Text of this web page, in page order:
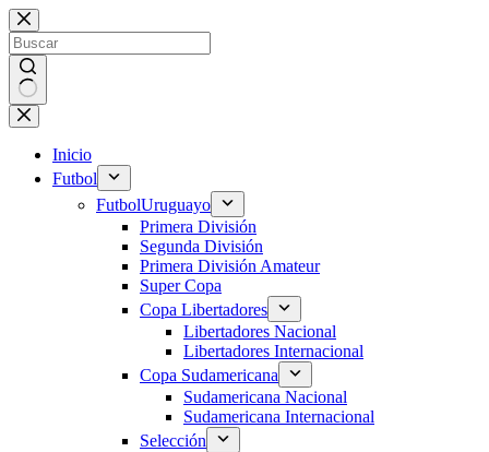
Saltar
al
contenido
Sin
resultados
Inicio
Futbol
FutbolUruguayo
Primera División
Segunda División
Primera División Amateur
Super Copa
Copa Libertadores
Libertadores Nacional
Libertadores Internacional
Copa Sudamericana
Sudamericana Nacional
Sudamericana Internacional
Selección